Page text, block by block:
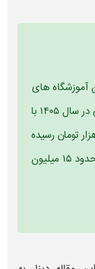
آموزشگاه‌ های
رانندگی کشور، هزینه آموزش رانندگی در سال ۱۴۰۵ با
۵۶ درصدی به ساعتی ۶۰۰ هزار تومان رسیده
و مجموع هزینه دریافت گواهینامه حدود ۱۵ میلیون